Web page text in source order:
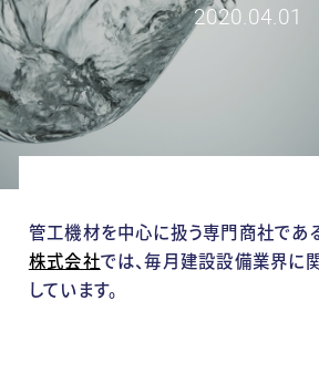
2020.04.01
管工機材を中心に扱う専門商社であ
株式会社では、毎月建設設備業界に
しています。